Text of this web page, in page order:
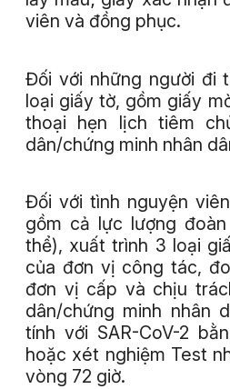
viên và đồng phục.
Đối với những người đi
loại giấy tờ, gồm giấy
thoại hẹn lịch tiêm
dân/chứng minh nhân
Đối với tình nguyện
gồm cả lực lượng
thể), xuất trình 3 loại
của đơn vị công tác,
đơn vị cấp và chịu
dân/chứng minh nhân
tính với SAR-CoV-2
hoặc xét nghiệm Test
vòng 72 giờ.